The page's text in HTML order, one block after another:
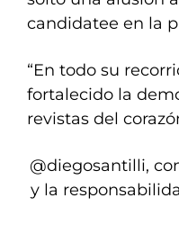
candidatee en la
“En todo su
fortalecido la
revistas del
@diegosantilli,
y la